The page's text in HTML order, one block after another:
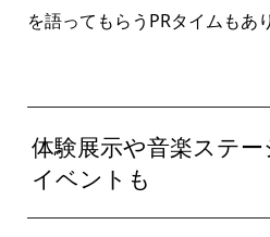
を語ってもらうPRタイムもあ
体験展示や音楽ステ
イベントも